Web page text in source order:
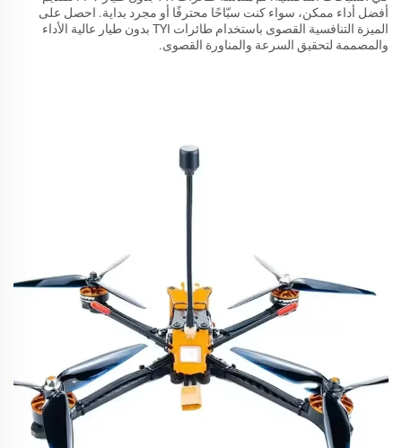
أفضل أداء ممكن، سواء كنت سبّاحًا محترفًا أو مجرد بداية. احصل على
الميزة التنافسية القصوى باستخدام طائرات TYI بدون طيار عالية الأداء
والمصممة لتحقيق السرعة والمناورة القصوى.